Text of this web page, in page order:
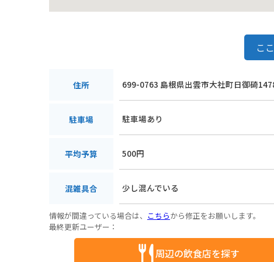
こ
住所 699-0763 島根県出雲市大社町日御碕
駐車場 駐車場あり
平均予算 500円
混雑具合 少し混んでいる
情報が間違っている場合は、 こちらから修正をお願いします。
最終更新ユーザー：
周辺の飲食店を探す